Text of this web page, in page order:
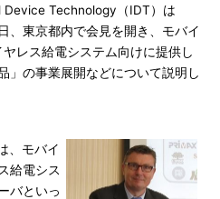
Technology（IDT）は
、東京都内で会見を開き、モバイ
ヤレス給電システム向けに提供し
」の事業展開などについて説明し
、モバイ
給電シス
バといっ